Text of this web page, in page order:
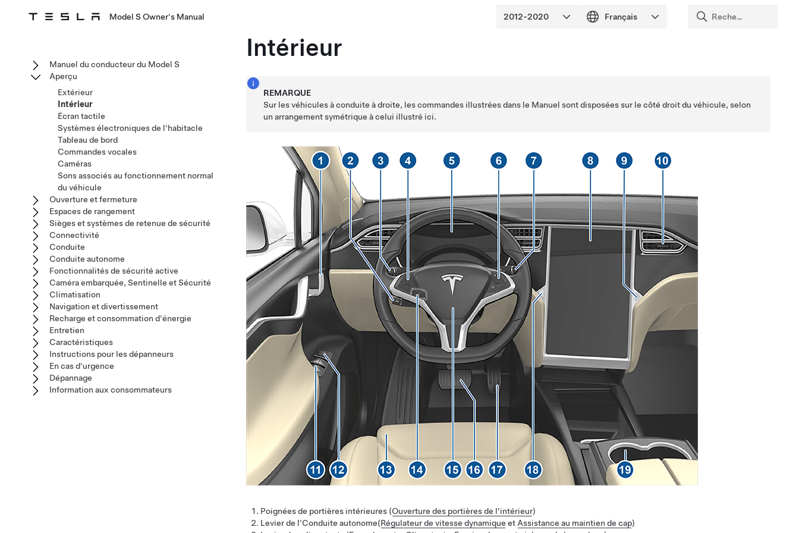
Model S Owner's Manual
Intérieur
REMARQUE
Sur les véhicules à conduite à droite, les commandes illustrées dans le Manuel sont disposées sur le côté droit du véhicule, selon
un arrangement symétrique à celui illustré ici.
Poignées de portières intérieures (Ouverture des portières de l'intérieur)
Levierde l'Conduite autonome(Régulateur de vitesse dynamique et Assistance au maintien de cap)
Manuel du conducteur du Model S
Aperçu
Extérieur
Intérieur
Écran tactile
Systèmes électroniques de l'habitacle
Tableau de bord
Commandes vocales
Caméras
Sons associés au fonctionnement normal
du véhicule
Ouverture et fermeture
Espaces de rangement
Sièges et systèmes de retenue de sécurité
Connectivité
Conduite
Conduite autonome
Fonctionnalités de sécurité active
Caméra embarquée, Sentinelle et Sécurité
Climatisation
Navigation et divertissement
Recharge et consommation d'énergie
Entretien
Caractéristiques
Instructions pour les dépanneurs
En cas d'urgence
Dépannage
Information aux consommateurs